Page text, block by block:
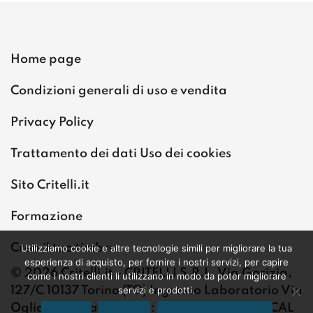
Home page
Condizioni generali di uso e vendita
Privacy Policy
Trattamento dei dati Uso dei cookies
Sito Critelli.it
Formazione
Crea il tuo timbro
© 2026 Critelli.it - CRITELLI S.R.L. Via Gorizia,
127/C 10137 Torino (TO) Ingresso Laboratorio Via
Ogliaro 40 Italy VAT ID: 08049200010 FISCAL
Utilizziamo cookie e altre tecnologie simili per migliorare la tua
esperienza di acquisto, per fornire i nostri servizi, per capire
come i nostri clienti li utilizzano in modo da poter migliorare
servizi e prodotti.